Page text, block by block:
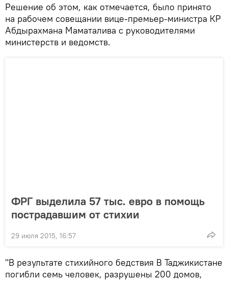
Решение об этом, как отмечается, было принято
на рабочем совещании вице-премьер-министра КР
Абдырахмана Маматалива с руководителями
министерств и ведомств.
ФРГ выделила 57 тыс. евро в помощь
пострадавшим от стихии
29 июля 2015, 16:57
"В результате стихийного бедствия В Таджикистане
погибли семь человек, разрушены 200 домов,